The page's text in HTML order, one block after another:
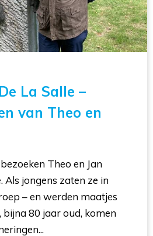
La Salle –
van Theo en
Theo en Jan
Als jongens zaten ze in
– en werden maatjes
bijna 80 jaar oud, komen